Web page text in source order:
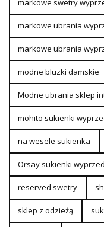
markowe ubrania
markowe ubrania
modne bluzki damskie
Modne ubrania sklep
mohito sukienki
na wesele sukienka
Orsay sukienki
reserved swetry
sklep z odzieżą